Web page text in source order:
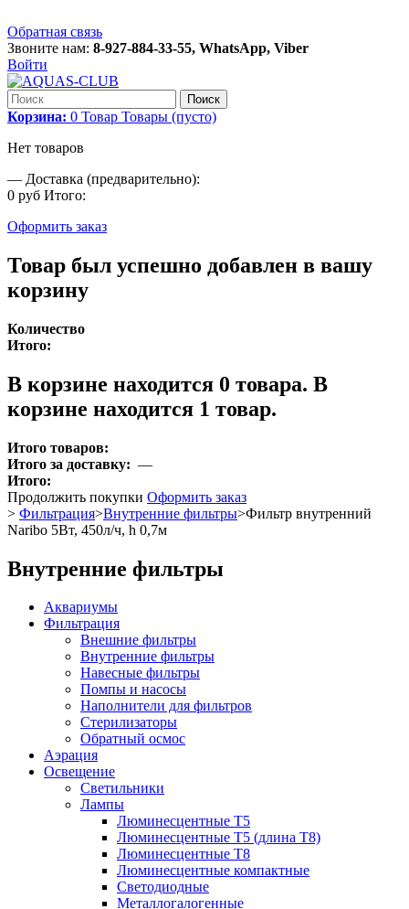
Обратная связь
Звоните нам: 8-927-884-33-55, WhatsApp, Viber
Войти
Поиск
Корзина: 0 Товар Товары (пусто)
Нет товаров
— Доставка (предварительно):
0 руб Итого:
Оформить заказ
Товар был успешно добавлен в вашу
корзину
Количество
Итого:
В корзине находится 0 товара. В
корзине находится 1 товар.
Итого товаров:
Итого за доставку: —
Итого:
Продолжить покупки Оформить заказ
> Фильтрация>Внутренние фильтры>Фильтр внутренний
Naribo 5Вт, 450л/ч, h 0,7м
Внутренние фильтры
Аквариумы
Фильтрация
Внешние фильтры
Внутренние фильтры
Навесные фильтры
Помпы и насосы
Наполнители для фильтров
Стерилизаторы
Обратный осмос
Аэрация
Освещение
Светильники
Лампы
Люминесцентные T5
Люминесцентные T5 (длина T8)
Люминесцентные T8
Люминесцентные компактные
Светодиодные
Металлогалогенные